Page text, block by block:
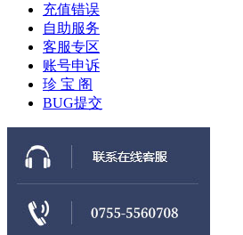
充值错误
自助服务
客服专区
账号申诉
珍 宝 阁
BUG提交